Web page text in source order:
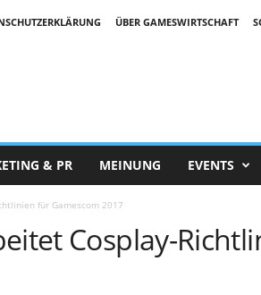
ÜBER GAMESWIRTSCHAFT
& PR MEINUNG EVENTS
für Gamescom 2017
Cosplay-